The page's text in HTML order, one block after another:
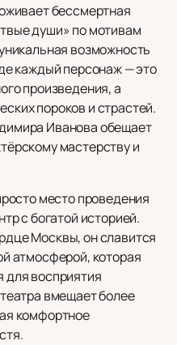
бессмертная
души» по мотивам
возможность
каждый персонаж — это
произведения, а
пороков и страстей.
Иванова обещает
мастерству и
место проведения
с богатой историей.
Москвы, он славится
атмосферой, которая
для восприятия
вмещает более
комфортное